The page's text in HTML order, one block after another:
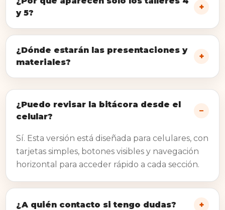
y 5?
¿Dónde estarán las presentaciones y
materiales?
¿Puedo revisar la bitácora desde el
celular?
Sí. Esta versión está diseñada para celulares, con
tarjetas simples, botones visibles y navegación
horizontal para acceder rápido a cada sección.
¿A quién contacto si tengo dudas?